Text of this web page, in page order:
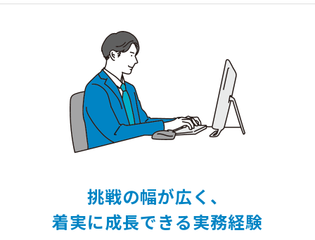
挑戦の幅が広く、
着実に成長できる実務経験